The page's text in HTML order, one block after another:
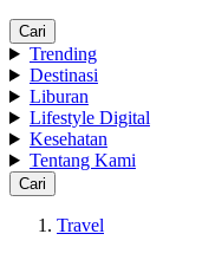
Cari
Trending
Destinasi
Liburan
Lifestyle Digital
Kesehatan
Tentang Kami
Cari
Travel